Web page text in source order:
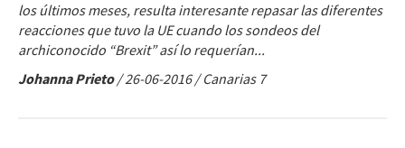
los últimos meses, resulta interesante repasar las diferentes
reacciones que tuvo la UE cuando los sondeos del
archiconocido “Brexit” así lo requerían...
Johanna Prieto/26-06-2016/ Canarias 7